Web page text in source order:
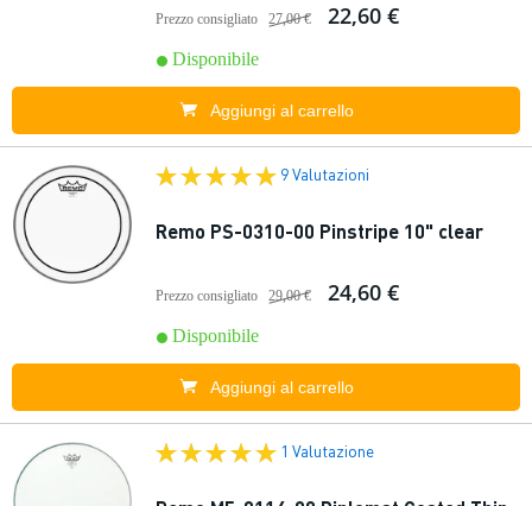
Prezzo consigliato 27,00 € 22,60 €
Disponibile
Aggiungi al carrello
9 Valutazioni
Remo PS-0310-00 Pinstripe 10" clear
Prezzo consigliato 29,00 € 24,60 €
Disponibile
Aggiungi al carrello
1 Valutazione